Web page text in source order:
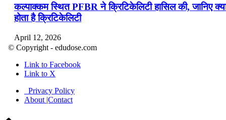
कल्पाक्कम स्थित PFBR ने क्रिटिकेलिटी हासिल की, जानिए
होता है क्रिटिकेलिटी
April 12, 2026
April 9, 2026
नासा का आर्टेमिस-2 मिशन: मनुष्य एक बार फिर से चंद्रमा के
पहुंचा
© Copyright - edudose.com
Link to Facebook
Link to X
Privacy Policy
About |Contact